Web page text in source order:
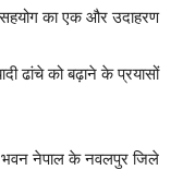
का एक और उदाहरण
ढांचे को बढ़ाने के प्रयासों
भवन नेपाल के नवलपुर जिले